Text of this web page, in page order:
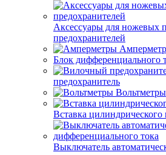
Аксессуары для ножевых
предохранителей
Блок дифференциального
предохранитель
Вольтметры
Вставка цилиндрического
Выключатель